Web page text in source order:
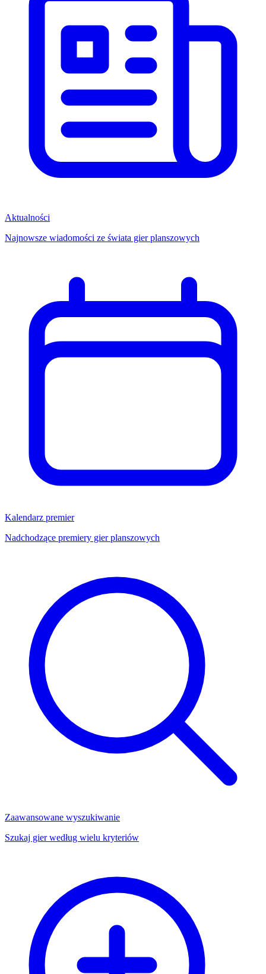
Aktualności
Najnowsze wiadomości ze świata gier planszowych
Kalendarz premier
Nadchodzące premiery gier planszowych
Zaawansowane wyszukiwanie
Szukaj gier według wielu kryteriów